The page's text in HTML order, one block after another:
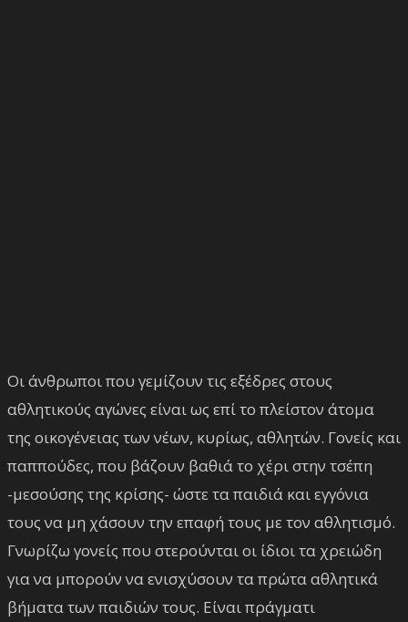
Οι άνθρωποι που γεμίζουν τις εξέδρες στους
αθλητικούς αγώνες είναι ως επί το πλείστον άτομα
της οικογένειας των νέων, κυρίως, αθλητών. Γονείς και
παππούδες, που βάζουν βαθιά το χέρι στην τσέπη
-μεσούσης της κρίσης- ώστε τα παιδιά και εγγόνια
τους να μη χάσουν την επαφή τους με τον αθλητισμό.
Γνωρίζω γονείς που στερούνται οι ίδιοι τα χρειώδη
για να μπορούν να ενισχύσουν τα πρώτα αθλητικά
βήματα των παιδιών τους. Είναι πράγματι